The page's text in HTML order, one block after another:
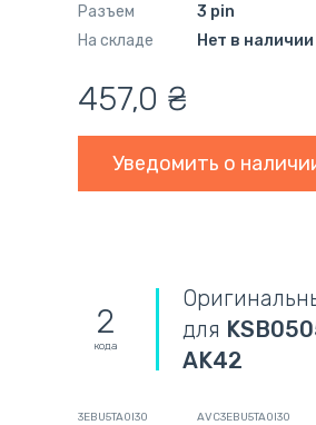
Разъем
3 pin
На складе
Нет в наличии
457,0 ₴
Уведомить о
2
кода
для
AK42
3EBU5TA0I30 AVC3EBU5TA0I30